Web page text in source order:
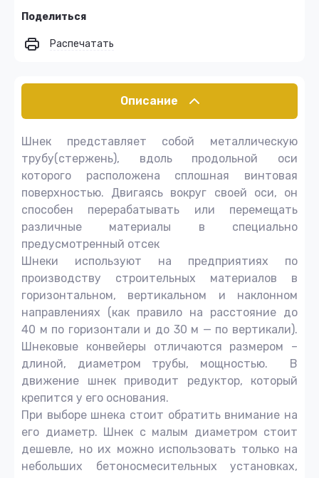
Поделиться
Распечатать
Описание
Шнек представляет собой металлическую
трубу(стержень), вдоль продольной оси
которого расположена сплошная винтовая
поверхностью. Двигаясь вокруг своей оси, он
способен перерабатывать или перемещать
различные материалы в специально
предусмотренный отсек
Шнеки используют на предприятиях по
производству строительных материалов в
горизонтальном, вертикальном и наклонном
направлениях (как правило на расстояние до
40 м по горизонтали и до 30 м — по вертикали).
Шнековые конвейеры отличаются размером –
длиной, диаметром трубы, мощностью. В
движение шнек приводит редуктор, который
крепится у его основания.
При выборе шнека стоит обратить внимание на
его диаметр. Шнек с малым диаметром стоит
дешевле, но их можно использовать только на
небольших бетоносмесительных установках,